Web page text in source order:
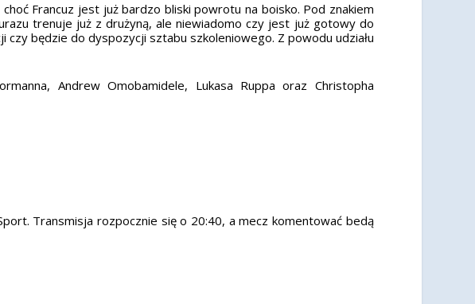
Francuz jest już bardzo bliski powrotu na boisko. Pod znakiem
trenuje już z drużyną, ale niewiadomo czy jest już gotowy do
będzie do dyspozycji sztabu szkoleniowego. Z powodu udziału
Andrew Omobamidele, Lukasa Ruppa oraz Christopha
Transmisja rozpocznie się o 20:40, a mecz komentować bedą